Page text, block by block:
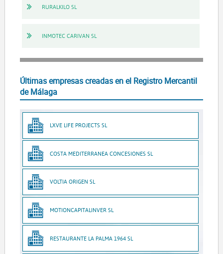
RURALKILO SL
INMOTEC CARIVAN SL
Últimas empresas creadas en el Registro Mercantil
de Málaga
LXVE LIFE PROJECTS SL
COSTA MEDITERRANEA CONCESIONES SL
VOLTIA ORIGEN SL
MOTIONCAPITALINVER SL
RESTAURANTE LA PALMA 1964 SL